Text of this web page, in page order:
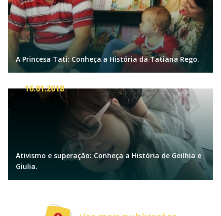
A Princesa Tati: Conheça a História da Tatiana Rego.
16.01.2018
Ativismo e superação: Conheça a História de Geilhia e
Giulia.